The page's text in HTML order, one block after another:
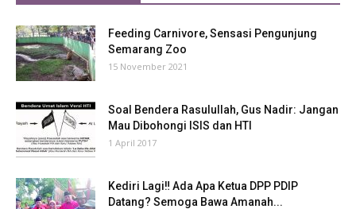
Feeding Carnivore, Sensasi Pengunjung
Semarang Zoo
15 November 2021
Soal Bendera Rasulullah, Gus Nadir: Jangan
Mau Dibohongi ISIS dan HTI
1 April 2017
Kediri Lagi‼ Ada Apa Ketua DPP PDIP
Datang? Semoga Bawa Amanah...